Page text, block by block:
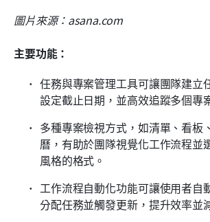
圖片來源：asana.com
主要功能：
任務與專案管理工具可讓團隊建立
設定截止日期，並高效追蹤多個專
多種專案檢視方式，如清單、看板
曆，有助於團隊視覺化工作流程並
風格的格式。
工作流程自動化功能可讓使用者自
分配任務並觸發更新，提升效率並